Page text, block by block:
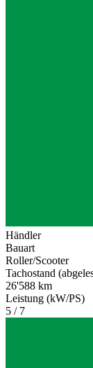
Händler
Bauart
Roller/Scooter
Tachostand
26'588 km
Leistung (kW/PS)
5 / 7